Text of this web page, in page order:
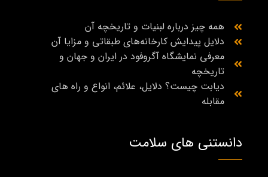
همه چیز درباره لبنیات و تاریخچه آن
دلایل پیدایش کارخانه‌های طبقاتی و مزایا آن
معرفی نمایشگاه آگروفود در ایران و جهان و
تاریخچه
دیابت چیست؟ دلایل، علائم، انواع و راه‌ های
مقابله
دانستنی های سلامت